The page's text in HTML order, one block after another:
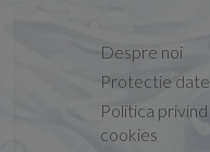
Conform descrierii!
Despre noi
Protectie date
Politica privind
cookies